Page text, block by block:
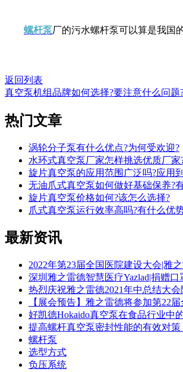
螺杆泵厂的污水螺杆泵可以算是我国
返回列表
真空泵机组品牌如何选择?要注意什么问题
热门文章
涡轮分子泵有什么优点?为何受欢迎?
水环式真空泵厂家怎样挑选优质厂家
旋片真空泵的应用范围广泛吗?应用
无油爪式真空泵如何做好基础保养?
旋片真空泵价格如何?该怎么选择?
爪式真空泵运行效率高吗?有什么优
最新资讯
2022年第23届全国医院建设大会|雅
深圳雅之雷德智慧医疗Yazlad|捐赠
热烈庆祝雅之雷德2021年中总结大
【展会预告】雅之雷德将参加第22
好凯德Hokaido真空泵在食品行业中
提高螺杆真空泵密封性能的有效对策
螺杆泵
选型方式
负压系统